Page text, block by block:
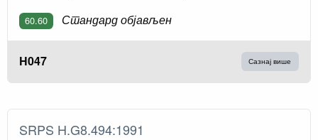
60.60 Стандард објављен
H047 Сазнај више
SRPS H.G8.494:1991